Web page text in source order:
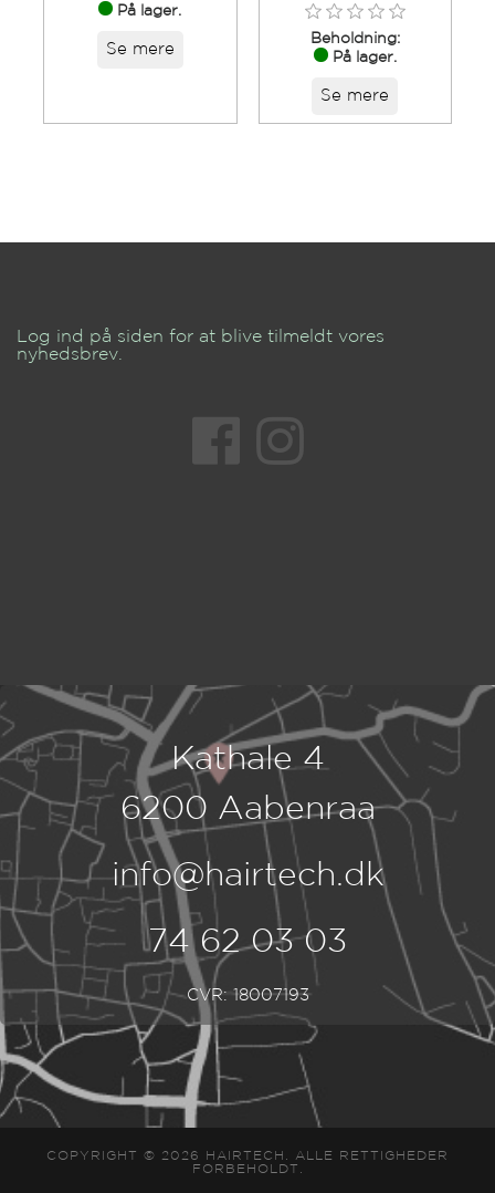
På lager.
Se mere
Beholdning:
På lager.
Se mere
Log ind på siden for at blive tilmeldt vores
nyhedsbrev.
Kathale 4
6200 Aabenraa
info@hairtech.dk
74 62 03 03
CVR: 18007193
COPYRIGHT © 2026 HAIRTECH. ALLE RETTIGHEDER
FORBEHOLDT.